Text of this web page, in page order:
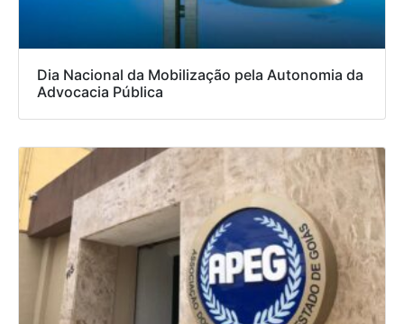
Dia Nacional da Mobilização pela Autonomia da
Advocacia Pública